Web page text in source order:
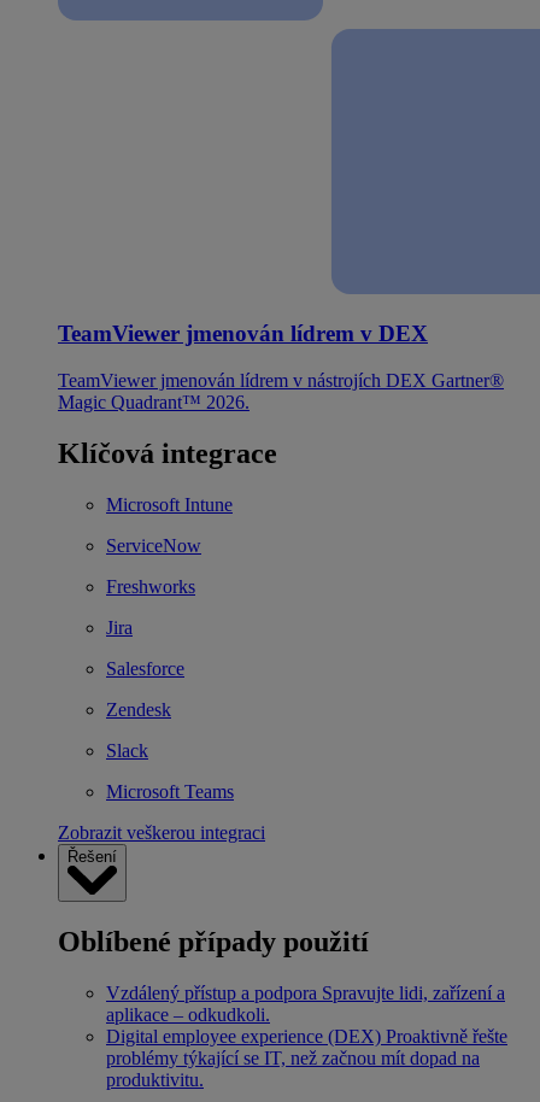
TeamViewer jmenován lídrem v DEX
TeamViewer jmenován lídrem v nástrojích DEX Gartner®
Magic Quadrant™ 2026.
Klíčová integrace
Microsoft Intune
ServiceNow
Freshworks
Jira
Salesforce
Zendesk
Slack
Microsoft Teams
Zobrazit veškerou integraci
Řešení
Oblíbené případy použití
Vzdálený přístup a podpora Spravujte lidi, zařízení a
aplikace – odkudkoli.
Digital employee experience (DEX) Proaktivně řešte
problémy týkající se IT, než začnou mít dopad na
produktivitu.